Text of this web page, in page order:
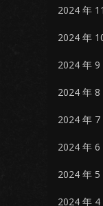
2024 年
2024 年
2024 年 9
2024 年 8
2024 年 7
2024 年 6
2024 年 5
2024 年 4